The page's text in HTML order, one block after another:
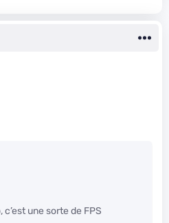
c’est une sorte de FPS